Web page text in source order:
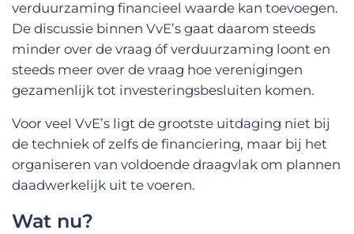
verduurzaming financieel waarde kan toevoegen.
De discussie binnen VvE’s gaat daarom steeds
minder over de vraag óf verduurzaming loont en
steeds meer over de vraag hoe verenigingen
gezamenlijk tot investeringsbesluiten komen.
Voor veel VvE’s ligt de grootste uitdaging niet bij
de techniek of zelfs de financiering, maar bij het
organiseren van voldoende draagvlak om plannen
daadwerkelijk uit te voeren.
Wat nu?